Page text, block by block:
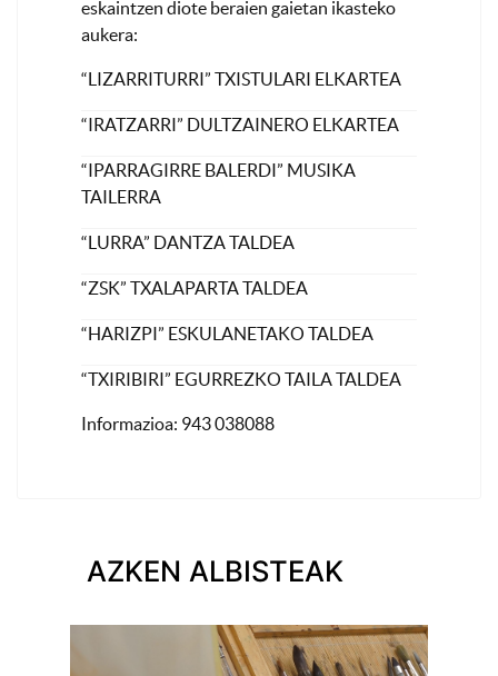
eskaintzen diote beraien gaietan ikasteko
aukera:
“LIZARRITURRI” TXISTULARI ELKARTEA
“IRATZARRI” DULTZAINERO ELKARTEA
“IPARRAGIRRE BALERDI” MUSIKA
TAILERRA
“LURRA” DANTZA TALDEA
“ZSK” TXALAPARTA TALDEA
“HARIZPI” ESKULANETAKO TALDEA
“TXIRIBIRI” EGURREZKO TAILA TALDEA
Informazioa: 943 038088
AZKEN ALBISTEAK